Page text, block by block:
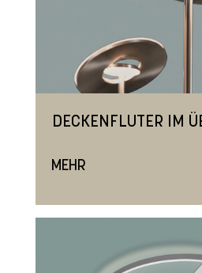
DECKENFLUTER IM
MEHR